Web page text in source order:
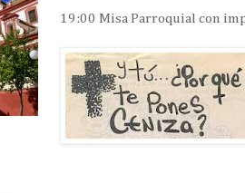
19:00 Misa Parroquial con